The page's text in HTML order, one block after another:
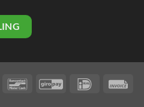
MasterCardBancontactGiroPay IDeal